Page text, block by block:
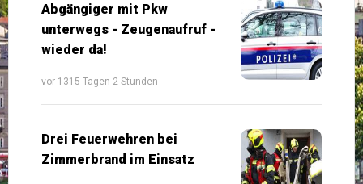
Abgängiger mit Pkw
unterwegs - Zeugenaufruf -
wieder da!
vor 1315 Tagen 2 Stunden
Drei Feuerwehren bei
Zimmerbrand im Einsatz